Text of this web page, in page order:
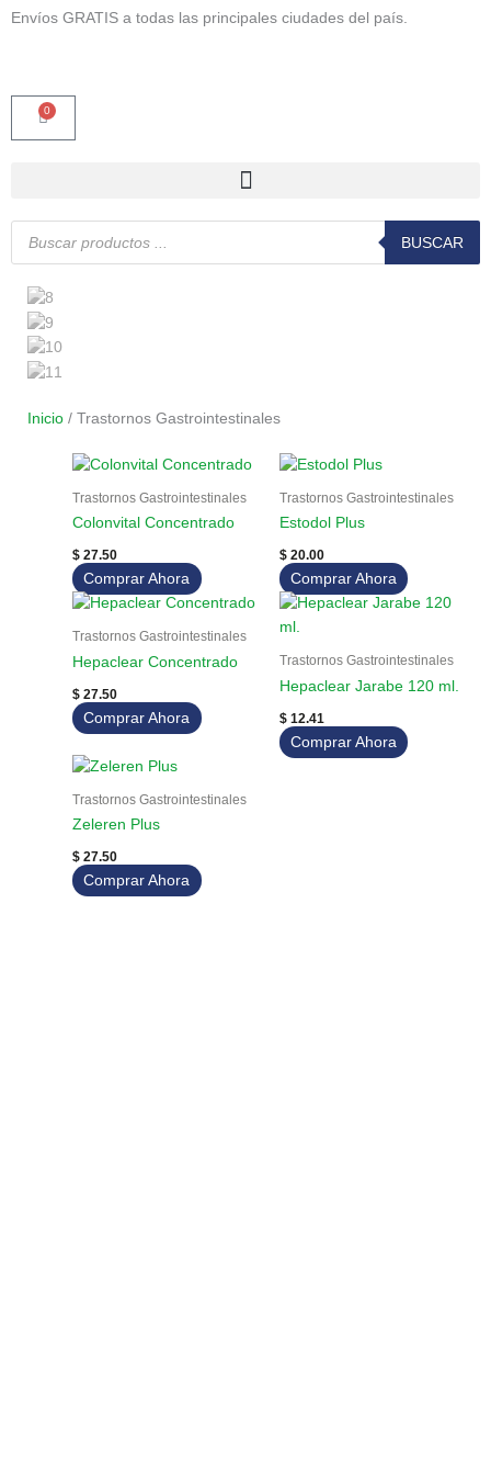
Envíos GRATIS a todas las principales ciudades del país.
0
Carrito
Búsqueda
BUSCAR
Inicio / Trastornos Gastrointestinales
Trastornos Gastrointestinales
Colonvital Concentrado
$ 27.50
Comprar Ahora
Trastornos Gastrointestinales
Estodol Plus
$20.00
Comprar Ahora
Trastornos Gastrointestinales
Hepaclear Concentrado
$ 27.50
Comprar Ahora
Trastornos Gastrointestinales
Hepaclear Jarabe 120 ml.
$12.41
Comprar Ahora
Trastornos Gastrointestinales
Zeleren Plus
$ 27.50
Comprar Ahora